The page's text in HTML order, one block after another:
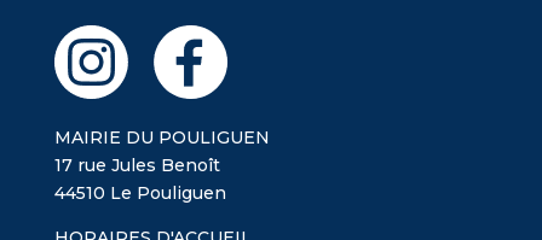
MAIRIE DU POULIGUEN
17 rue Jules Benoît
44510 Le Pouliguen